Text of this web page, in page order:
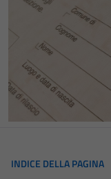
INDICE DELLA PAGINA